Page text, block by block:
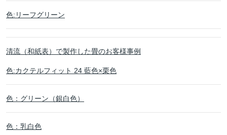
色:リーフグリーン
清流（和紙表）で製作した畳のお客様事例
色:カクテルフィット 24 藍色×栗色
色：グリーン（銀白色）
色：乳白色